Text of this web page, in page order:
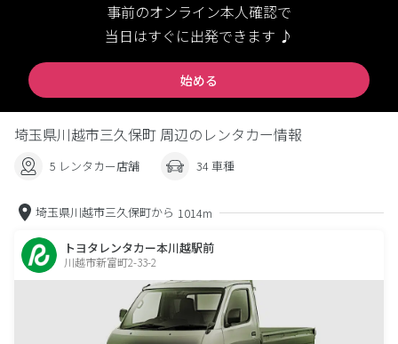
事前のオンライン本人確認で
当日はすぐに出発できます ♪
始める
埼玉県川越市三久保町 周辺のレンタカー情報
5 レンタカー店舗 34 車種
埼玉県川越市三久保町から 1014m
トヨタレンタカー本川越駅前
川越市新富町2-33-2